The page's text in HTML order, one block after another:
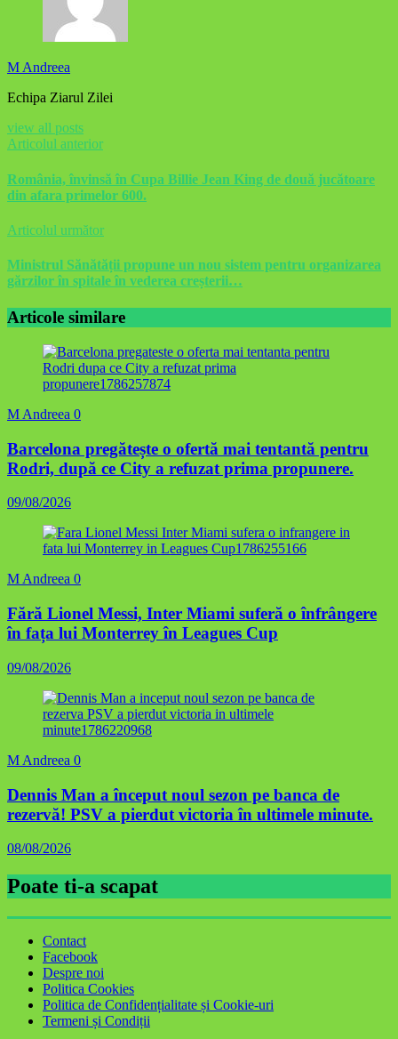
M Andreea
Echipa Ziarul Zilei
view all posts
Articolul anterior
România, învinsă în Cupa Billie Jean King de două jucătoare
din afara primelor 600.
Articolul următor
Ministrul Sănătății propune un nou sistem pentru organizarea
gărzilor în spitale în vederea creșterii…
Articole similare
M Andreea 0
Barcelona pregătește o ofertă mai tentantă pentru
Rodri, după ce City a refuzat prima propunere.
09/08/2026
M Andreea 0
Fără Lionel Messi, Inter Miami suferă o înfrângere
în fața lui Monterrey în Leagues Cup
09/08/2026
M Andreea 0
Dennis Man a început noul sezon pe banca de
rezervă! PSV a pierdut victoria în ultimele minute.
08/08/2026
Poate ti-a scapat
Contact
Facebook
Despre noi
Politica Cookies
Politica de Confidențialitate și Cookie-uri
Termeni și Condiții